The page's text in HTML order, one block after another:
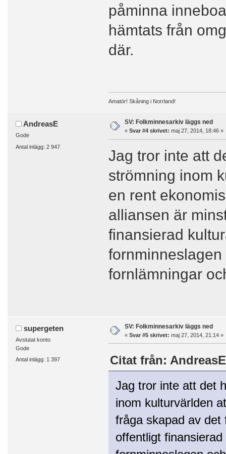
påminna
hämtats från
där.
Amatör! Skåning i Norrland!
AndreasE
Gode
Antal inlägg: 2 947
SV: Folkminnesarkiv läggs ned
« Svar #4 skrivet: maj 27, 2014, 18:46 »
Jag tror inte att
strömning inom
en rent
alliansen är
finansierad
fornlämningar
supergeten
Avslutat konto
Gode
Antal inlägg: 1 397
SV: Folkminnesarkiv läggs ned
« Svar #5 skrivet: maj 27, 2014, 21:14 »
Citat från:
Jag tror inte att det
inom kulturvärlden
fråga skapad av det
offentligt